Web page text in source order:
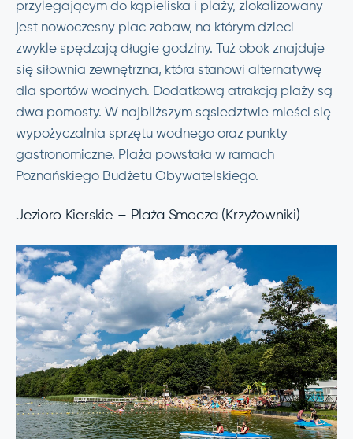
przylegającym do kąpieliska i plaży, zlokalizowany
jest nowoczesny plac zabaw, na którym dzieci
zwykle spędzają długie godziny. Tuż obok znajduje
się siłownia zewnętrzna, która stanowi alternatywę
dla sportów wodnych. Dodatkową atrakcją plaży są
dwa pomosty. W najbliższym sąsiedztwie mieści się
wypożyczalnia sprzętu wodnego oraz punkty
gastronomiczne. Plaża powstała w ramach
Poznańskiego Budżetu Obywatelskiego.
Jezioro Kierskie – Plaża Smocza (Krzyżowniki)